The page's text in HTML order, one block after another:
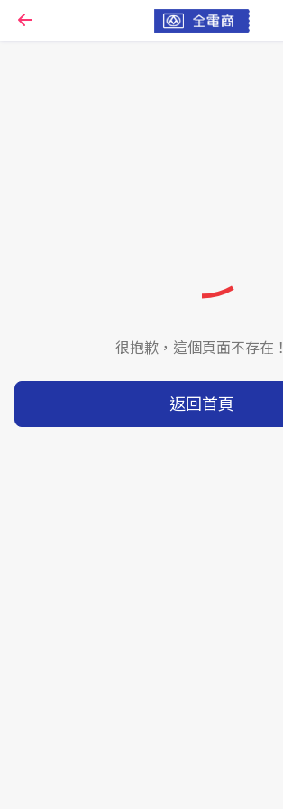
很抱歉，這個頁面不存在！
返回首頁